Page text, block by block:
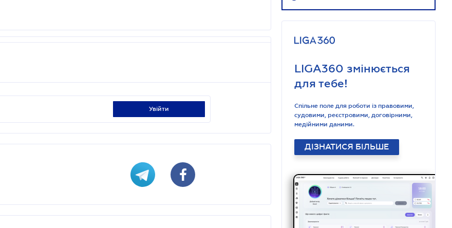
увійти
LIGA360 змінюється
для тебе!
Спільне поле для роботи із правовими,
судовими, реєстровими, договірними,
медійними даними.
ДІЗНАТИСЯ БІЛЬШЕ